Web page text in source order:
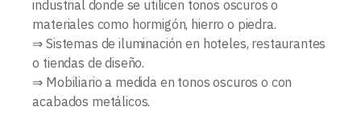
industrial donde se utilicen tonos oscuros o
materiales como hormigón, hierro o piedra.
⇒ Sistemas de iluminación en hoteles, restaurantes
o tiendas de diseño.
⇒ Mobiliario a medida en tonos oscuros o con
acabados metálicos.